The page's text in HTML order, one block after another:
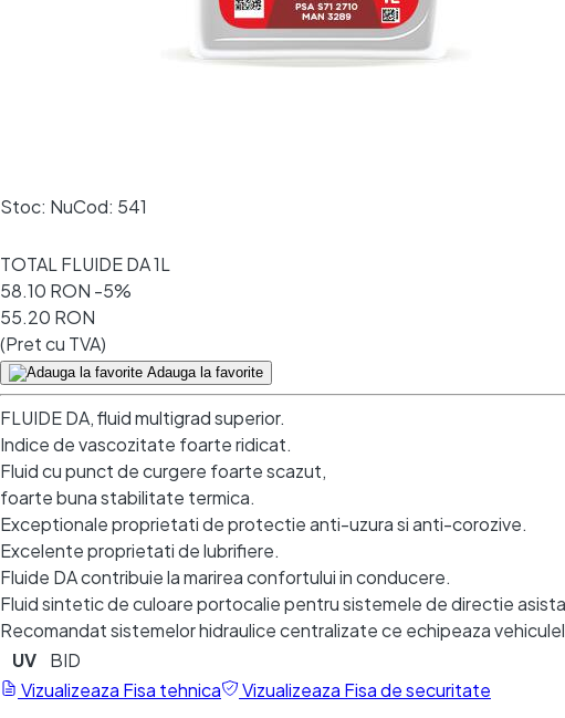
Stoc: NuCod: 541
TOTAL FLUIDE DA 1L
58.10 RON -5%
55.20 RON
(Pret cu TVA)
Adauga la favorite
FLUIDE DA, fluid multigrad superior.
Indice de vascozitate foarte ridicat.
Fluid cu punct de curgere foarte scazut,
foarte buna stabilitate termica.
Exceptionale proprietati de protectie anti-uzura si anti-corozive.
Excelente proprietati de lubrifiere.
Fluide DA contribuie la marirea confortului in conducere.
Fluid sintetic de culoare portocalie pentru sistemele de directie
Recomandat sistemelor hidraulice centralizate ce echipeaza
UV
BID
Vizualizeaza Fisa tehnica Vizualizeaza Fisa de securitate